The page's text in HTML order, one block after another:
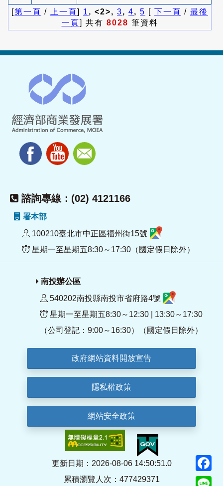
[第一頁 / 上一頁] 1 , <2>, 3, 4, 5 [ 下一頁 / 最後
一頁] 共有 8028 筆資料
諮詢專線：(02) 4121166
署本部
100210臺北市中正區福州街15號
星期一至星期五8:30～17:30（國定假日除外）
南投辦公區
540202南投縣南投市省府路4號
星期一至星期五8:30～12:30 | 13:30～17:30
（公司登記：9:00～16:30）（國定假日除外）
政府網站資料開放宣告
隱私權政策
網站安全政策
更新日期：2026-08-06 14:50:51.0
累積瀏覽人次：477429371